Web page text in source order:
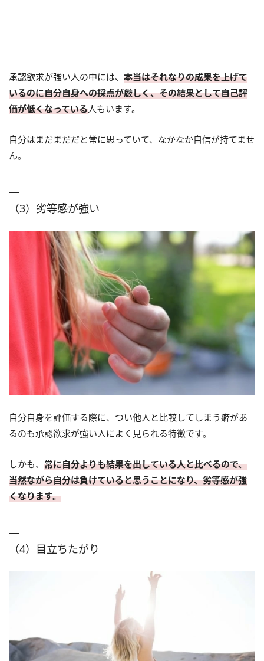
承認欲求が強い人の中には、 本当はそれなりの成果を上げて
いるのに自分自身への採点が厳しく、その結果として自己評
価が低くなっている人もいます。
自分はまだまだだと常に思っていて、なかなか自信が持てませ
ん。
（3）劣等感が強い
自分自身を評価する際に、つい他人と比較してしまう癖があ
るのも承認欲求が強い人によく見られる特徴です。
しかも、 常に自分よりも結果を出している人と比べるので、
当然ながら自分は負けていると思うことになり、劣等感が強
くなります。
（4）目立ちたがり